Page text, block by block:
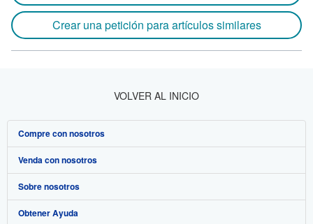
Crear una petición para artículos similares
VOLVER AL INICIO
Compre con nosotros
Búsqueda avanzada
Colecciones
Mi cuenta
Venda con nosotros
Comenzar a vender
Únase a nuestro programa de afiliados
Sobre nosotros
Sobre IberLibro
Obtener Ayuda